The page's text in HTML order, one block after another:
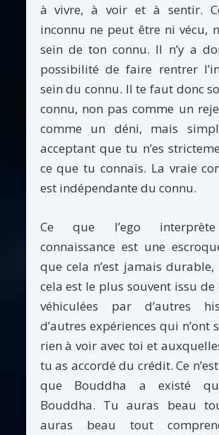
à vivre, à voir et à sentir.
inconnu ne peut être ni vécu,
sein de ton connu. Il n’y a
possibilité de faire rentrer
sein du connu. Il te faut donc
connu, non pas comme un
comme un déni, mais
acceptant que tu n’es
ce que tu connais. La vraie
est indépendante du connu.
Ce que l’ego
connaissance est une
que cela n’est jamais
cela est le plus souvent issu de
véhiculées par d’autres
d’autres expériences qui n’ont
rien à voir avec toi et
tu as accordé du crédit. Ce
que Bouddha a existé
Bouddha. Tu auras beau
auras beau tout